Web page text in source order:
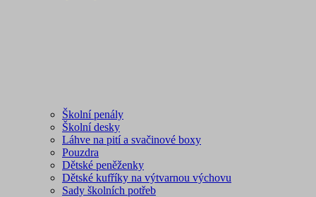
Školní penály
Školní desky
Láhve na pití a svačinové boxy
Pouzdra
Dětské peněženky
Dětské kufříky na výtvarnou výchovu
Sady školních potřeb